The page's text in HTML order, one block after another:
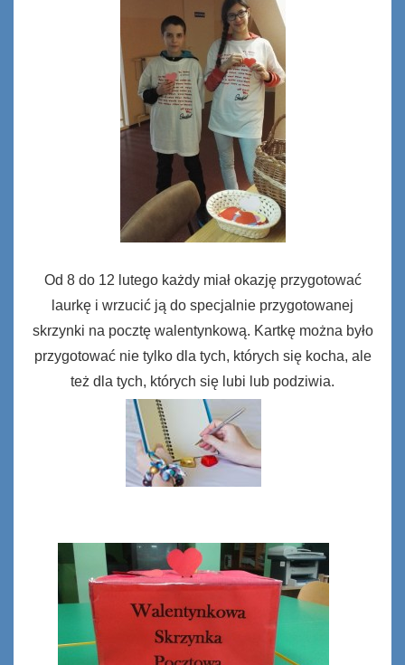
Od 8 do 12 lutego każdy miał okazję przygotować
laurkę i wrzucić ją do specjalnie przygotowanej
skrzynki na pocztę walentynkową. Kartkę można było
przygotować nie tylko dla tych, których się kocha, ale
też dla tych, których się lubi lub podziwia.